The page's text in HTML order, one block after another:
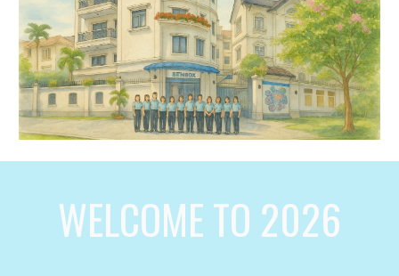
WELCOME TO 2026